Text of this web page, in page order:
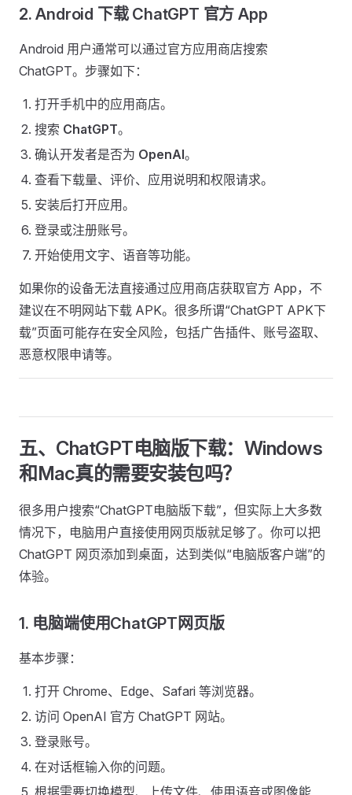
2. Android 下载 ChatGPT 官方 App
Android 用户通常可以通过官方应用商店搜索
ChatGPT。步骤如下：
打开手机中的应用商店。
搜索 ChatGPT。
确认开发者是否为 OpenAI。
查看下载量、评价、应用说明和权限请求。
安装后打开应用。
登录或注册账号。
开始使用文字、语音等功能。
如果你的设备无法直接通过应用商店获取官方 App，不
建议在不明网站下载 APK。很多所谓“ChatGPT APK下
载”页面可能存在安全风险，包括广告插件、账号盗取、
恶意权限申请等。
五、ChatGPT电脑版下载：Windows
和Mac真的需要安装包吗？
很多用户搜索“ChatGPT电脑版下载”，但实际上大多数
情况下，电脑用户直接使用网页版就足够了。你可以把
ChatGPT 网页添加到桌面，达到类似“电脑版客户端”的
体验。
1. 电脑端使用ChatGPT网页版
基本步骤：
打开 Chrome、Edge、Safari 等浏览器。
访问 OpenAI 官方 ChatGPT 网站。
登录账号。
在对话框输入你的问题。
根据需要切换模型、上传文件、使用语音或图像能